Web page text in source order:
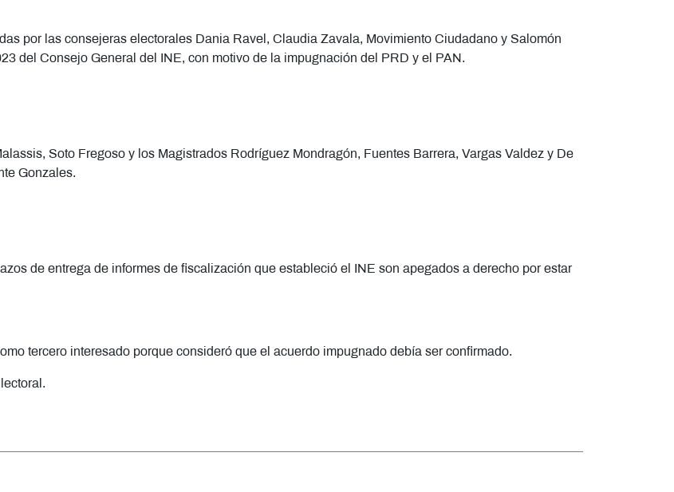
por las consejeras electorales Dania Ravel, Claudia Zavala, Movimiento Ciudadano y Salomón
del Consejo General del INE, con motivo de la impugnación del PRD y el PAN.
Soto Fregoso y los Magistrados Rodríguez Mondragón, Fuentes Barrera, Vargas Valdez y De
Gonzales.
de entrega de informes de fiscalización que estableció el INE son apegados a derecho por estar
tercero interesado porque consideró que el acuerdo impugnado debía ser confirmado.